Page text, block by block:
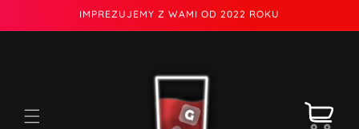
treści
IMPREZUJEMY Z WAMI OD 2022 ROKU
Koszyk